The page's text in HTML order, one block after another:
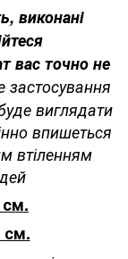
виконані
вас точно не
застосування
виглядати
впишеться
втіленням
см.
см.